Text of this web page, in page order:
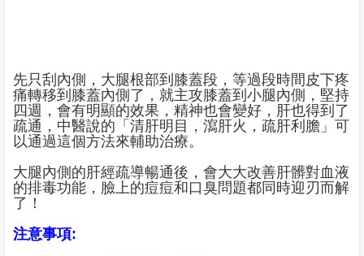
先只刮內側，大腿根部到膝蓋段，等過段時間皮下疼
痛轉移到膝蓋內側了，就主攻膝蓋到小腿內側，堅持
四週，會有明顯的效果，精神也會變好，肝也得到了
疏通，中醫說的「清肝明目，瀉肝火，疏肝利膽」可
以通過這個方法來輔助治療。
大腿內側的肝經疏導暢通後，會大大改善肝髒對血液
的排毒功能，臉上的痘痘和口臭問題都同時迎刃而解
了！
注意事項: